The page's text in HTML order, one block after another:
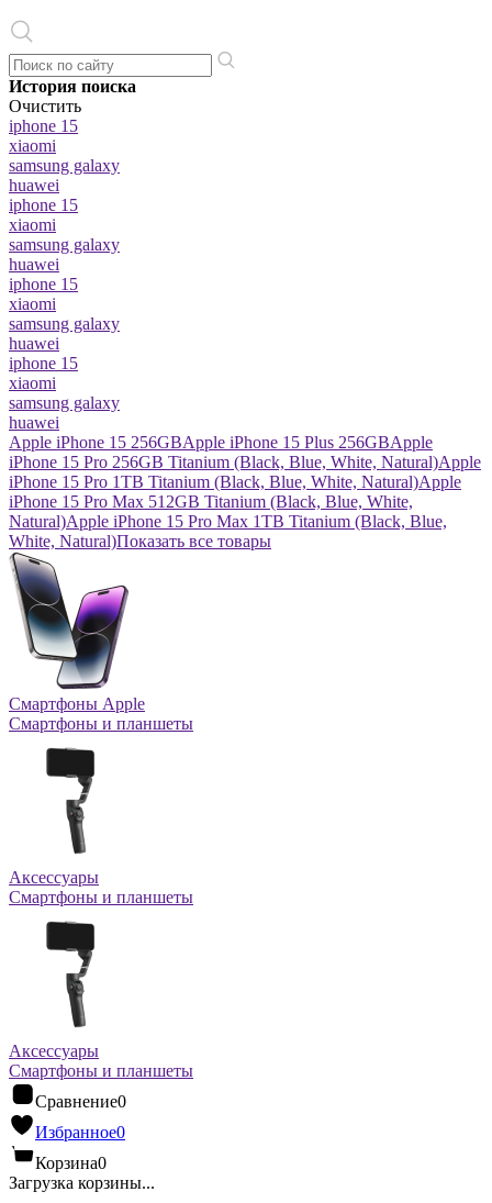
История поиска
Очистить
iphone 15
xiaomi
samsung galaxy
huawei
iphone 15
xiaomi
samsung galaxy
huawei
iphone 15
xiaomi
samsung galaxy
huawei
iphone 15
xiaomi
samsung galaxy
huawei
Apple iPhone 15 256GBApple iPhone 15 Plus 256GBApple
iPhone 15 Pro 256GB Titanium (Black, Blue, White, Natural)Apple
iPhone 15 Pro 1TB Titanium (Black, Blue, White, Natural)Apple
iPhone 15 Pro Max 512GB Titanium (Black, Blue, White,
Natural)Apple iPhone 15 Pro Max 1TB Titanium (Black, Blue,
White, Natural)Показать все товары
Смартфоны Apple
Смартфоны и планшеты
Аксессуары
Смартфоны и планшеты
Аксессуары
Смартфоны и планшеты
Сравнение0
Избранное0
Корзина0
Загрузка корзины...